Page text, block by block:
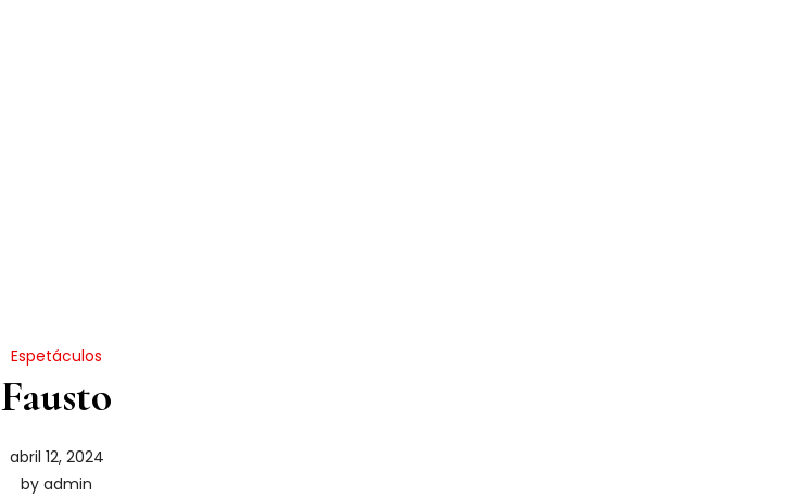
Espetáculos
Fausto
abril 12, 2024
by admin